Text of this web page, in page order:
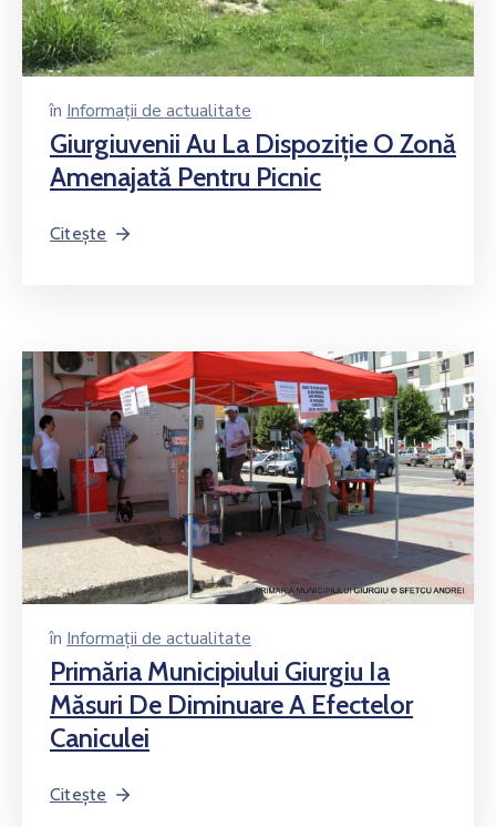
în Informații de actualitate
Giurgiuvenii Au La Dispoziţie O Zonă
Amenajată Pentru Picnic
Citește
în Informații de actualitate
Primăria Municipiului Giurgiu Ia
Măsuri De Diminuare A Efectelor
Caniculei
Citește